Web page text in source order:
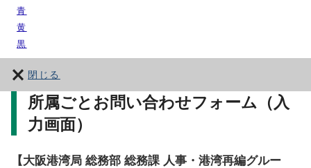
青
黄
黒
閉じる
所属ごとお問い合わせフォーム（入
力画面）
【大阪港湾局 総務部 総務課 人事・港湾再編グルー